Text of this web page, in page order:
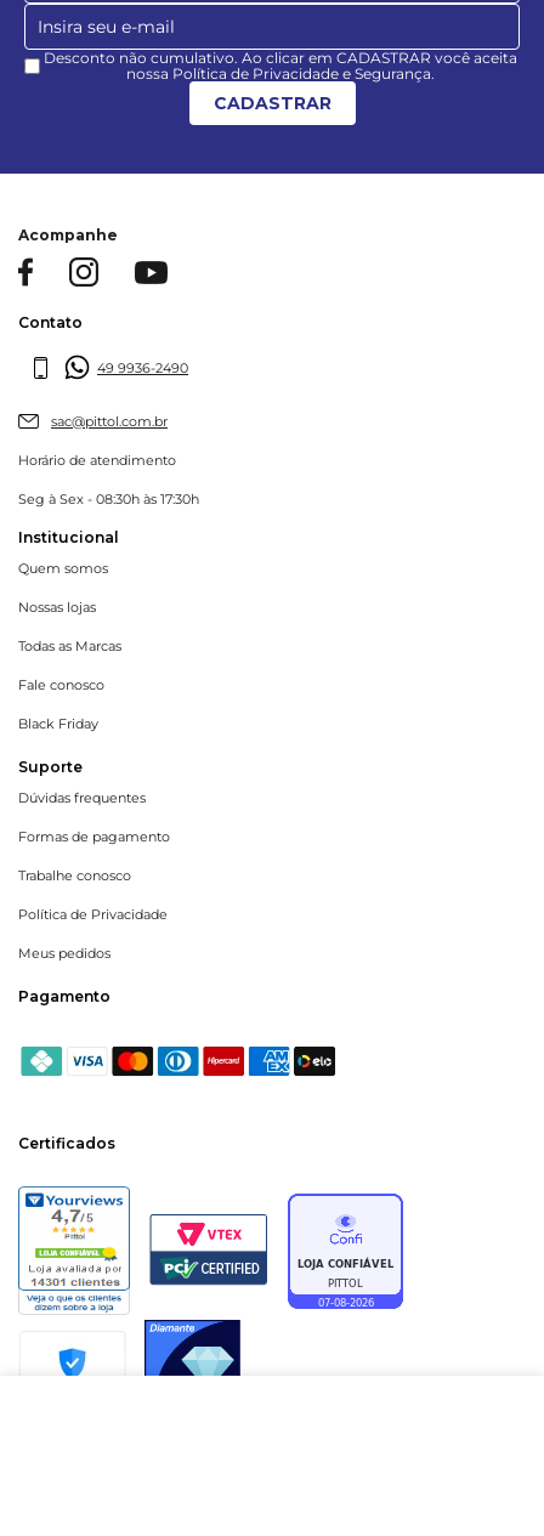
Desconto não cumulativo. Ao clicar em CADASTRAR você aceita
nossa Política de Privacidade e Segurança.
CADASTRAR
Acompanhe
Contato
49 9936-2490
sac@pittol.com.br
Horário de atendimento
Seg à Sex - 08:30h às 17:30h
Institucional
Quem somos
Nossas lojas
Todas as Marcas
Fale conosco
Black Friday
Suporte
Dúvidas frequentes
Formas de pagamento
Trabalhe conosco
Política de Privacidade
Meus pedidos
Pagamento
Certificados